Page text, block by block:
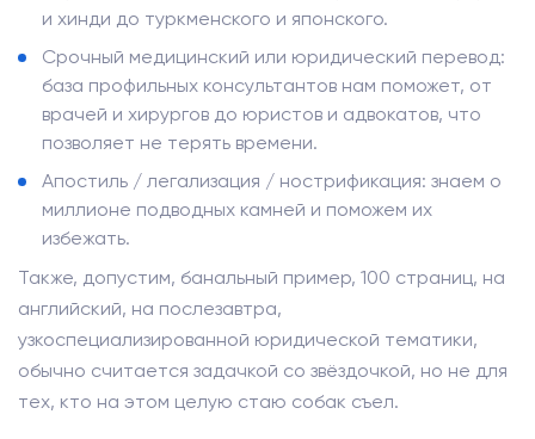
и хинди до туркменского и японского.
Срочный медицинский или юридический перевод:
база профильных консультантов нам поможет, от
врачей и хирургов до юристов и адвокатов, что
позволяет не терять времени.
Апостиль / легализация / нострификация: знаем о
миллионе подводных камней и поможем их
избежать.
Также, допустим, банальный пример, 100 страниц, на
английский, на послезавтра,
узкоспециализированной юридической тематики,
обычно считается задачкой со звёздочкой, но не для
тех, кто на этом целую стаю собак съел.